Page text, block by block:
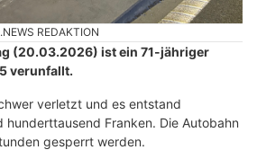
REDAKTION
(20.03.2026) ist ein 71-jähriger
verunfallt.
verletzt und es entstand
hunderttausend Franken. Die Autobahn
gesperrt werden.